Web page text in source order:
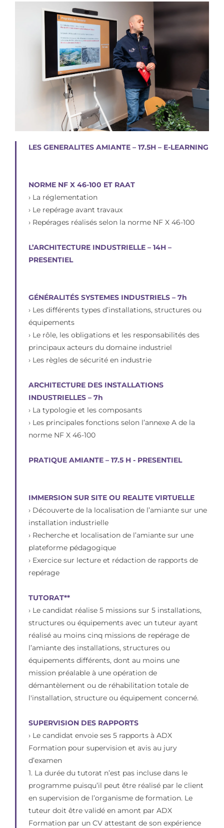
LES GENERALITES AMIANTE – 17.5H – E-LEARNING
NORME NF X 46-100 ET RAAT
› La réglementation
› Le repérage avant travaux
› Repérages réalisés selon la norme NF X 46-100
L’ARCHITECTURE INDUSTRIELLE – 14H –
PRESENTIEL
GÉNÉRALITÉS SYSTEMES INDUSTRIELS – 7h
› Les différents types d’installations, structures ou
équipements
› Le rôle, les obligations et les responsabilités des
principaux acteurs du domaine industriel
› Les règles de sécurité en industrie
ARCHITECTURE DES INSTALLATIONS
INDUSTRIELLES – 7h
› La typologie et les composants
› Les principales fonctions selon l’annexe A de la
norme NF X 46-100
PRATIQUE AMIANTE – 17.5 H - PRESENTIEL
IMMERSION SUR SITE OU REALITE VIRTUELLE
› Découverte de la localisation de l’amiante sur une
installation industrielle
› Recherche et localisation de l’amiante sur une
plateforme pédagogique
› Exercice sur lecture et rédaction de rapports de
repérage
TUTORAT**
› Le candidat réalise 5 missions sur 5 installations,
structures ou équipements avec un tuteur ayant
réalisé au moins cinq missions de repérage de
l’amiante des installations, structures ou
équipements différents, dont au moins une
mission préalable à une opération de
démantèlement ou de réhabilitation totale de
l'installation, structure ou équipement concerné.
SUPERVISION DES RAPPORTS
› Le candidat envoie ses 5 rapports à ADX
Formation pour supervision et avis au jury
d’examen
1. La durée du tutorat n’est pas incluse dans le
programme puisqu’il peut être réalisé par le client
en supervision de l’organisme de formation. Le
tuteur doit être validé en amont par ADX
Formation par un CV attestant de son expérience